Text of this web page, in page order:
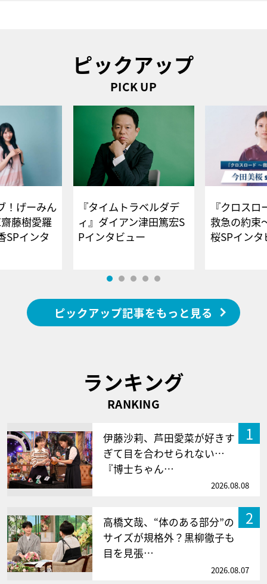
ピックアップ
PICK UP
！げーみん
藤樹愛羅
SPインタ
『タイムトラベルダデ
ィ』ダイアン津田篤宏S
Pインタビュー
『クロス
救急の約束
桜SPイ
ピックアップ記事をもっと見る
ランキング
RANKING
1
伊藤沙莉、芦田愛菜が好きす
ぎて目を合わせられない…
『博士ちゃん…
2026.08.08
2
高橋文哉、“体のある部分”の
サイズが規格外？黒柳徹子も
目を見張…
2026.08.07